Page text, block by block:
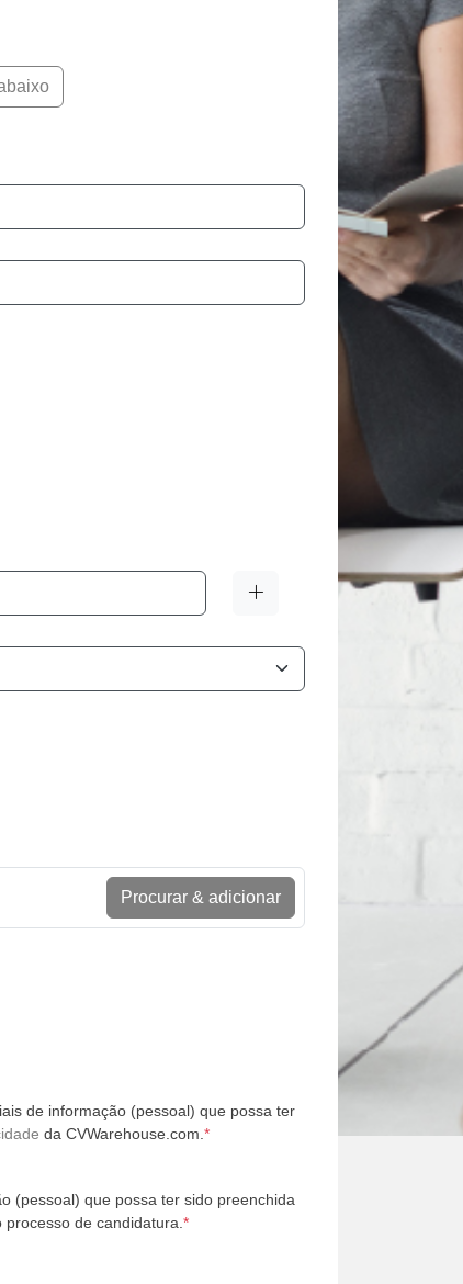
Procurar & adicionar
de informação (pessoal) que possa ter
da CVWarehouse.com. *
(pessoal) que possa ter sido preenchida
de candidatura. *